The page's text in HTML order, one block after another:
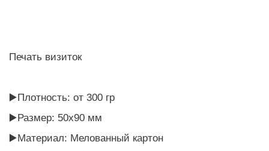
Печать визиток
▶️Плотность: от 300 гр
▶️Размер: 50х90 мм
▶️Материал: Мелованный картон